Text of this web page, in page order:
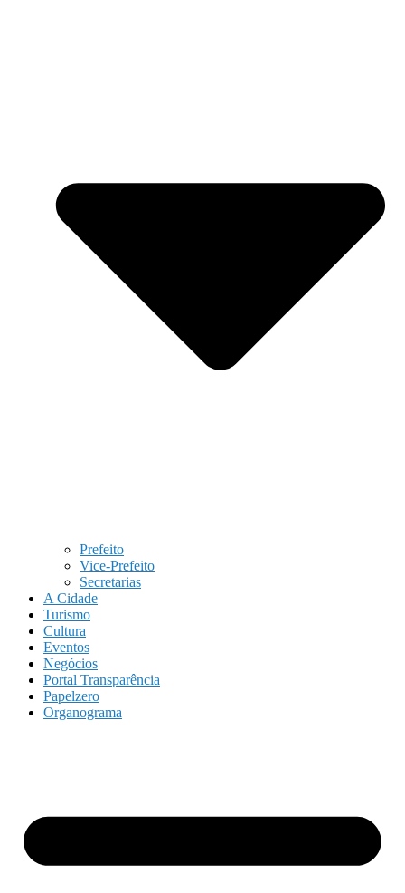
Prefeito
Vice-Prefeito
Secretarias
A Cidade
Turismo
Cultura
Eventos
Negócios
Portal Transparência
Papelzero
Organograma